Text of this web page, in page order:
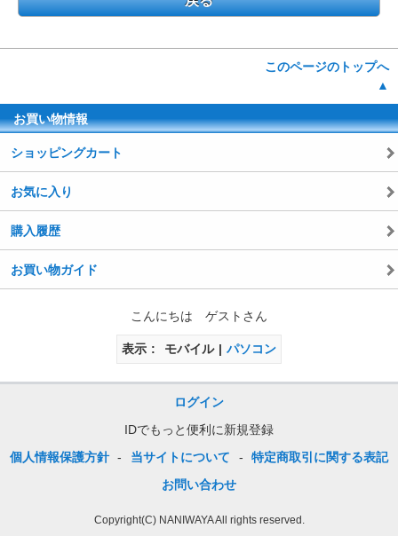
このページのトップへ
▲
お買い物情報
ショッピングカート
お気に入り
購入履歴
お買い物ガイド
こんにちは ゲストさん
表示 モバイル パソコン
ログイン
IDでもっと便利に新規登録
個人情報保護方針 - 当サイトについて -
特定商取引に関する表記
お問い合わせ
Copyright(C) NANIWAYA All rights reserved.